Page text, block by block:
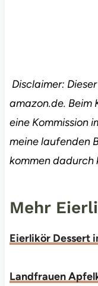
Disclaimer:
amazon.de. Beim
eine Kommission
meine laufenden
kommen dadurch
Mehr
Eierlikör Dessert
Landfrauen